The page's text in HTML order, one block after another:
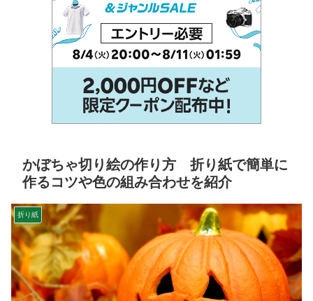
かぼちゃ切り絵の作り方 折り紙で簡単に
作るコツや色の組み合わせを紹介
折り紙